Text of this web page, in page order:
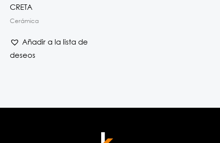
CRETA
Cerámica
Añadir a la lista de
deseos